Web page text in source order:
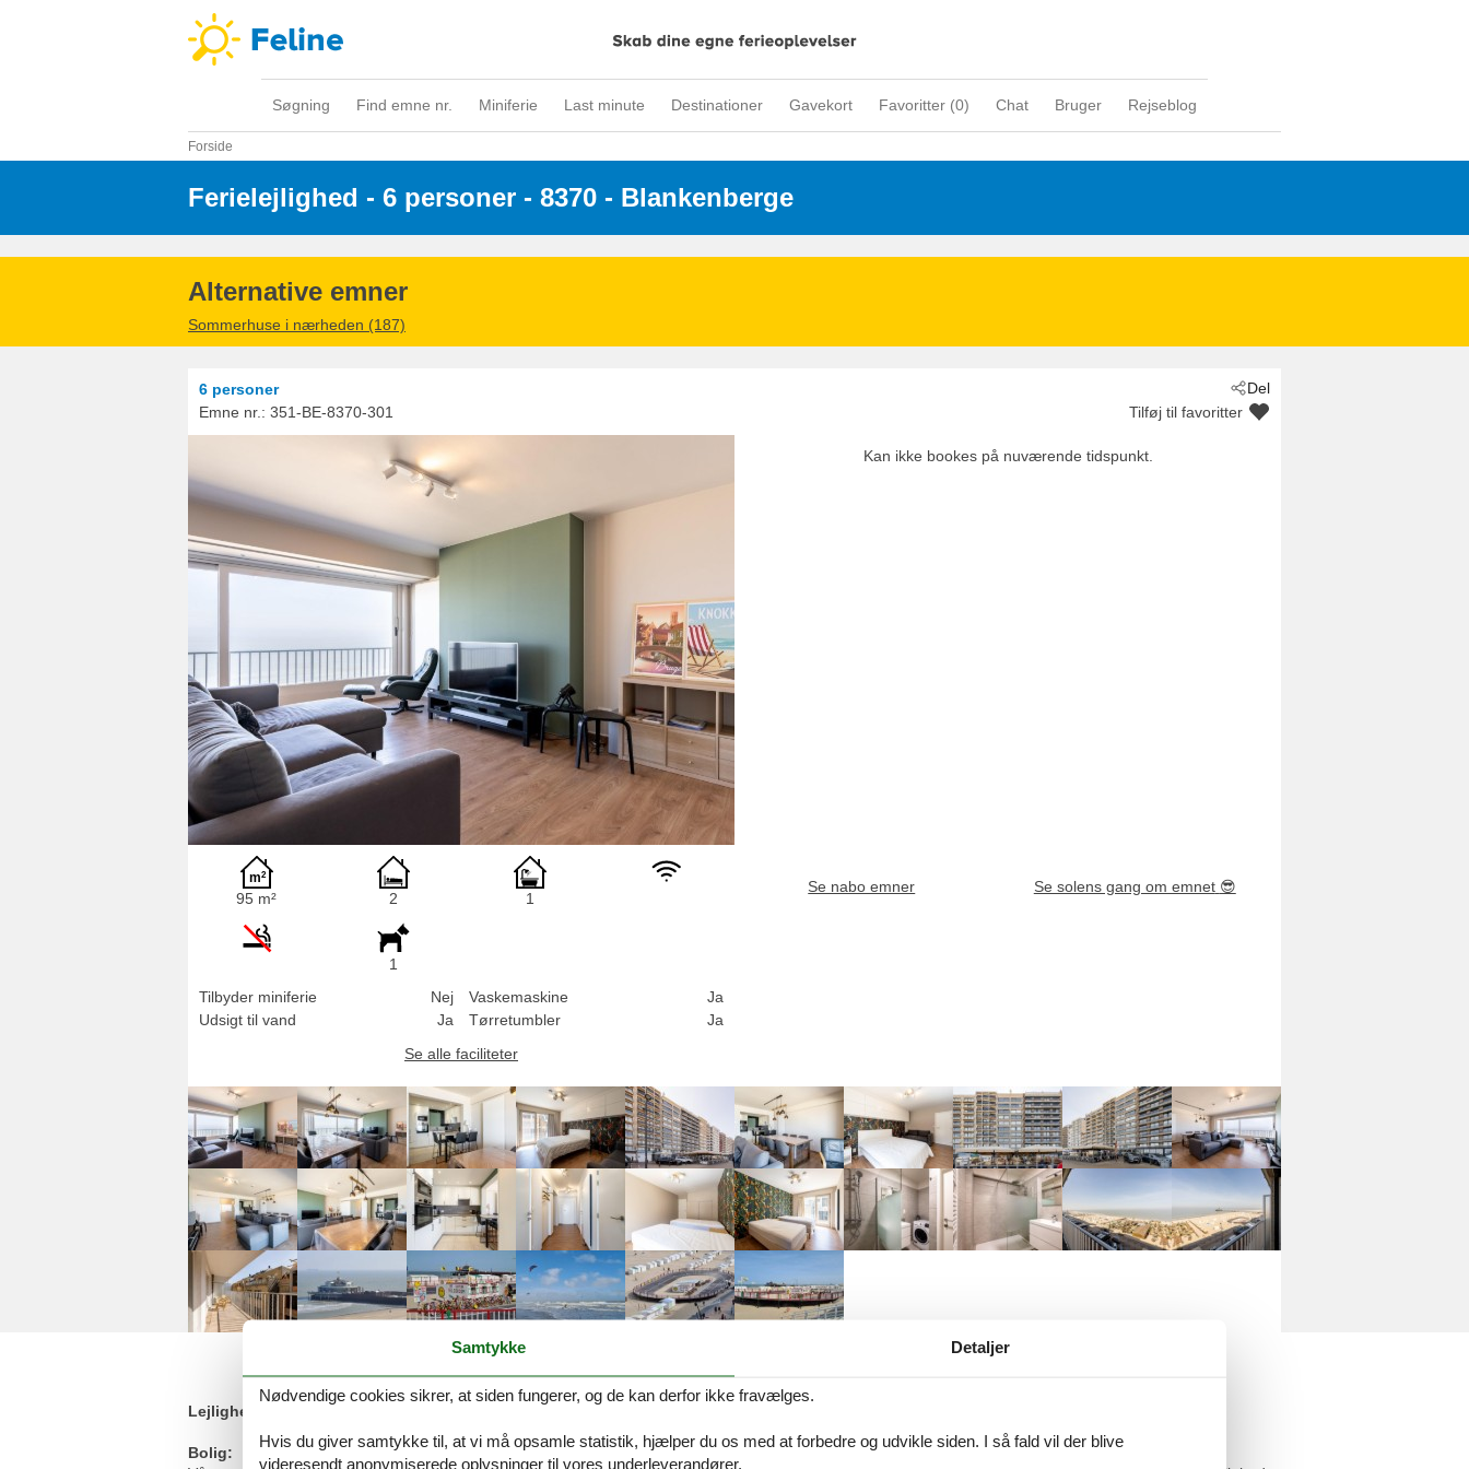
Søgning Find emne nr. Miniferie Last minute Destinationer Gavekort Favoritter (0) Chat Bruger Rejseblog
Forside
Ferielejlighed - 6 personer - 8370 - Blankenberge
Alternative emner
Sommerhuse i nærheden (187)
Del
6 personer
Emne nr.: 351-BE-8370-301 Tilføj til favoritter
Kan ikke bookes på nuværende tidspunkt.
95 m² 2 1
1
Tilbyder miniferie
Nej
Udsigt til vand
Ja
Vaskemaskine
Ja
Tørretumbler
Ja
Se alle faciliteter
Se nabo emner Se solens gang om emnet 😎
Lejlighed i Blankenberge med havudsigt
Bolig:
Samtykke Detaljer
Nødvendige cookies sikrer, at siden fungerer, og de kan derfor ikke fravælges.
Hvis du giver samtykke til, at vi må opsamle statistik, hjælper du os med at forbedre og udvikle siden. I så fald vil der blive
videresendt anonymiserede oplysninger til vores underleverandører.